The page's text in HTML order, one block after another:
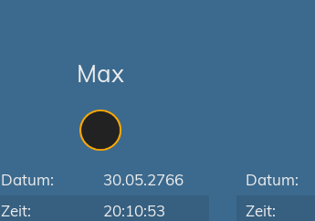
Max
Datum:
30.05.2766
Zeit:
20:10:53
Datum:
Zeit: